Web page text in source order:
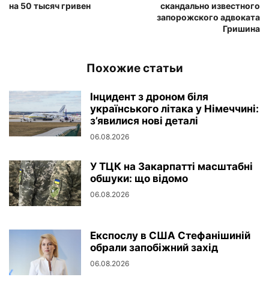
на 50 тысяч гривен
скандально известного
запорожского адвоката
Гришина
Похожие статьи
Інцидент з дроном біля
українського літака у Німеччині:
з’явилися нові деталі
06.08.2026
У ТЦК на Закарпатті масштабні
обшуки: що відомо
06.08.2026
Експослу в США Стефанішиній
обрали запобіжний захід
06.08.2026